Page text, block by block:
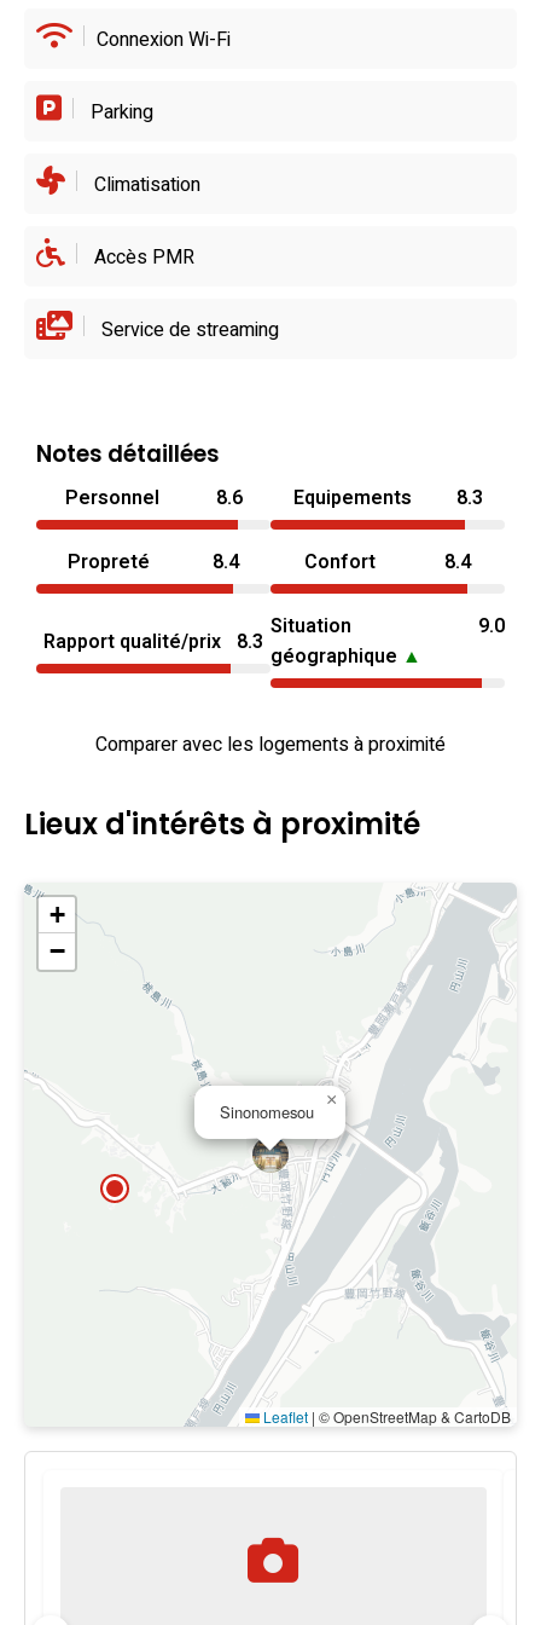
Connexion Wi-Fi
Parking
Climatisation
Accès PMR
Service de streaming
Notes détaillées
Personnel 8.6 Equipements 8.3
Propreté 8.4 Confort 8.4
Rapport qualité/prix 8.3
Situation
géographique ▲
9.0
Comparer avec les logements à proximité
Lieux d'intérêts à proximité
Sinonomesou
×
+
−
Leaflet | © OpenStreetMap & CartoDB